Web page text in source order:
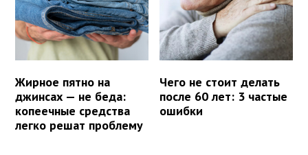
Жирное пятно на
джинсах — не беда:
копеечные средства
легко решат проблему
Чего не стоит делать
после 60 лет: 3 частые
ошибки